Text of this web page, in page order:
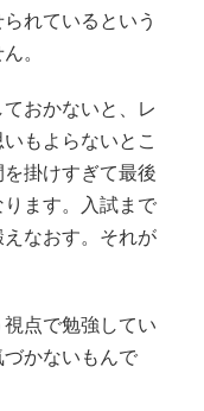
れているという
。
おかないと、レ
もよらないとこ
掛けすぎて最後
ます。入試まで
なおす。それが
視点で勉強してい
かないもんで